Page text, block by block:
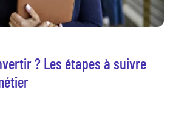
? Les étapes à suivre